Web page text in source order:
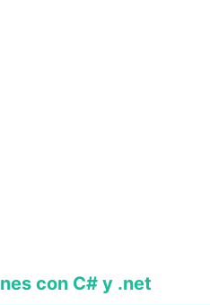
con C# y .net